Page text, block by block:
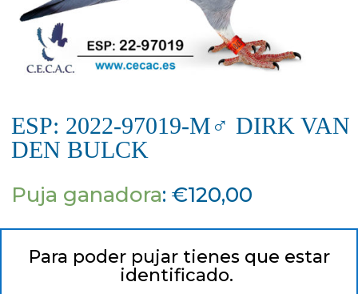
ESP: 2022-97019-M♂ DIRK VAN
DEN BULCK
Puja ganadora: €120,00
Para poder pujar tienes que estar
identificado.